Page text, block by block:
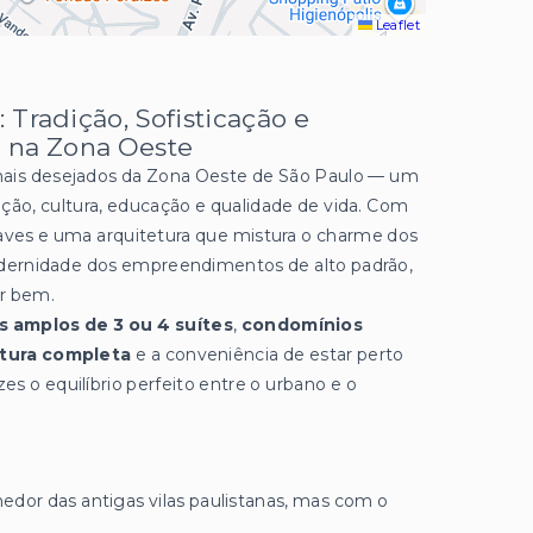
Leaflet
Tradição, Sofisticação e
Zona Oeste
desejados da Zona Oeste de São Paulo — um
cultura, educação e qualidade de vida. Com
e uma arquitetura que mistura o charme dos
dos empreendimentos de alto padrão,
bem.
amplos de 3 ou 4 suítes, condomínios
completa e a conveniência de estar perto
o equilíbrio perfeito entre o urbano e o
das antigas vilas paulistanas, mas com o